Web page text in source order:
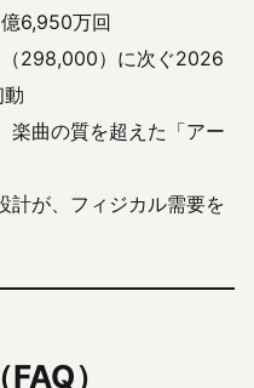
6,950万回
298,000）に次ぐ2026
楽曲の質を超えた「アー
計が、フィジカル需要を
）